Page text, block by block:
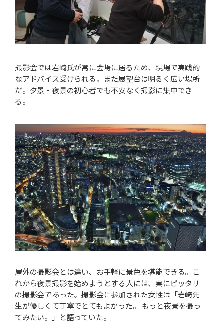
撮影会では岩崎氏が常に会場に居るため、現場で実践的
なアドバイス受けられる。また展望台は明るく広い場所
だ。夕景・夜景の初心者でも不安なく撮影に集中でき
る。
屋外の撮影会とは違い、お手軽に景色を堪能できる。こ
れから夜景撮影を始めようとする人には、実にピッタリ
の撮影会であった。撮影会に参加された女性は「岩崎先
生が優しくて丁寧でとてもよかった。 もっと夜景を撮っ
てみたい。」と語っていた。